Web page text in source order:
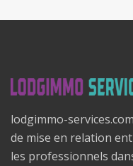
lodgimmo-
de mise en relation
les professionnels